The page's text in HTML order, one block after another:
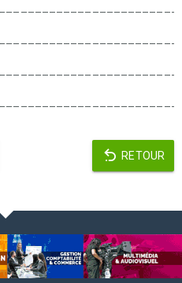
RETOUR